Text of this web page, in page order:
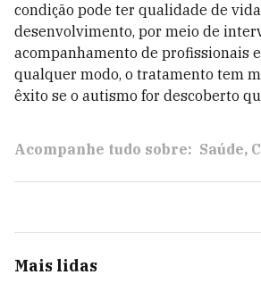
condição pode ter qualidade de
desenvolvimento, por meio de
acompanhamento de profissionais
qualquer modo, o tratamento tem
êxito se o autismo for descoberto
Acompanhe tudo sobre: Saúde
Mais lidas